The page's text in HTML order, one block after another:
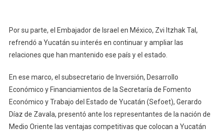
Por su parte, el Embajador de Israel en México, Zvi Itzhak Tal,
refrendó a Yucatán su interés en continuar y ampliar las
relaciones que han mantenido ese país y el estado.
En ese marco, el subsecretario de Inversión, Desarrollo
Económico y Financiamientos de la Secretaría de Fomento
Económico y Trabajo del Estado de Yucatán (Sefoet), Gerardo
Díaz de Zavala, presentó ante los representantes de la nación de
Medio Oriente las ventajas competitivas que colocan a Yucatán